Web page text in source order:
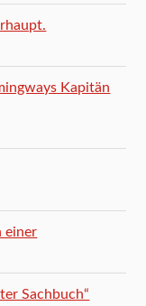
Kapitän
einer
Sachbuch“